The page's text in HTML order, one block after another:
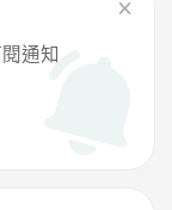
通知